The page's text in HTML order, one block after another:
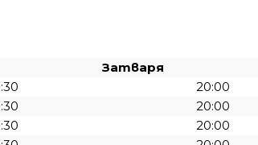
Затваря
20:00
20:00
20:00